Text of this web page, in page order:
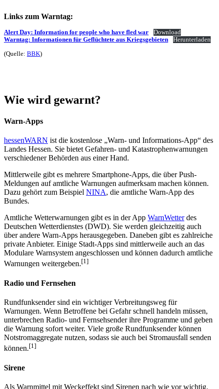
Links zum Warntag:
Alert Day: Information for people who have fled war
Download
Warntag: Informationen für Geflüchtete aus Kriegsgebieten
Herunterladen
(Quelle: BBK)
Wie wird gewarnt?
Warn-Apps
hessenWARN ist die kostenlose „Warn- und Informations-App“ des
Landes Hessen. Sie bietet Gefahren- und Katastrophenwarnungen
verschiedener Behörden aus einer Hand.
Mittlerweile gibt es mehrere Smartphone-Apps, die über Push-
Meldungen auf amtliche Warnungen aufmerksam machen können.
Dazu gehört zum Beispiel NINA, die amtliche Warn-App des
Bundes.
Amtliche Wetterwarnungen gibt es in der App WarnWetterdes
Deutschen Wetterdienstes (DWD). Sie werden gleichzeitig auch
über andere Warn-Apps herausgegeben. Daneben gibt es zahlreiche
private Anbieter. Einige Stadt-Apps sind mittlerweile auch an das
Modulare Warnsystem angeschlossen und können dadurch amtliche
Warnungen weitergeben.[1]
Radio und Fernsehen
Rundfunksender sind ein wichtiger Verbreitungsweg für
Warnungen. Wenn Betroffene bei Gefahr schnell handeln müssen,
unterbrechen Radio- und Fernsehsender ihre Programme und geben
die Warnung sofort weiter. Viele große Rundfunksender können
Notstromaggregate nutzen, sodass sie auch bei Stromausfall senden
können.[1]
Sirene
Als Warnmittel mit Weckeffekt sind Sirenen nach wie vor wichtig.